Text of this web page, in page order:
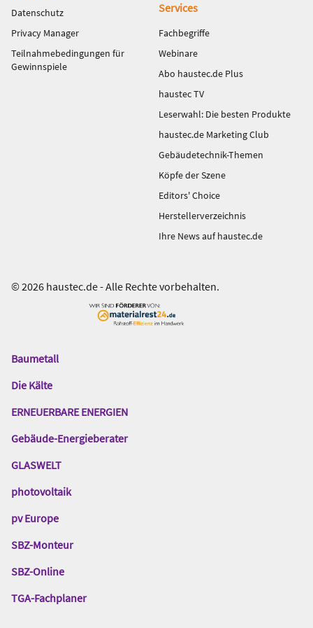
Datenschutz
Privacy Manager
Teilnahmebedingungen für
Gewinnspiele
Services
Fachbegriffe
Webinare
Abo haustec.de Plus
haustec TV
Leserwahl: Die besten Produkte
haustec.de Marketing Club
Gebäudetechnik-Themen
Köpfe der Szene
Editors' Choice
Herstellerverzeichnis
Ihre News auf haustec.de
© 2026 haustec.de - Alle Rechte vorbehalten.
Das
Gentner
Baumetall
Die Kälte
ERNEUERBARE ENERGIEN
Gebäude-Energieberater
GLASWELT
photovoltaik
pv Europe
SBZ-Monteur
SBZ-Online
TGA-Fachplaner